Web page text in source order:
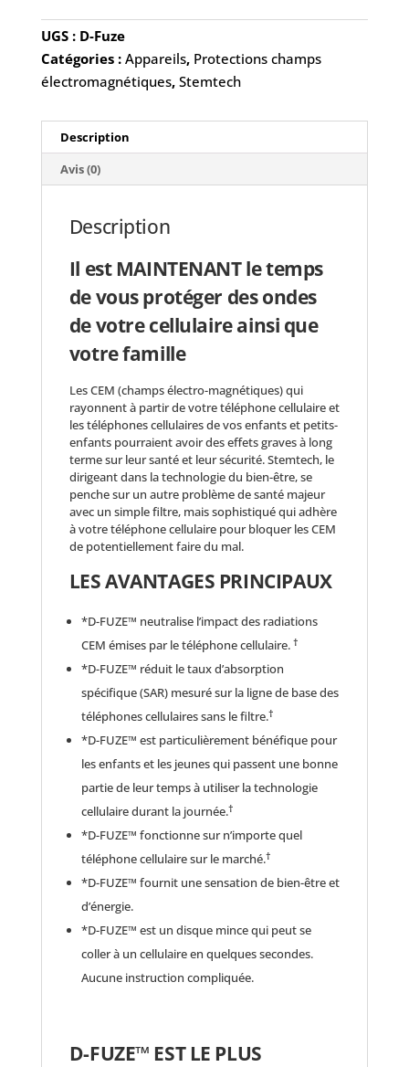
UGS : D-Fuze
Catégories :Appareils, Protections champs
électromagnétiques,Stemtech
Description
Avis (0)
Description
Il est MAINTENANT le temps
de vous protéger des ondes
de votre cellulaire ainsi que
votre famille
Les CEM (champs électro-magnétiques) qui
rayonnent à partir de votre téléphone cellulaire et
les téléphones cellulaires de vos enfants et petits-
enfants pourraient avoir des effets graves à long
terme sur leur santé et leur sécurité. Stemtech, le
dirigeant dans la technologie du bien-être, se
penche sur un autre problème de santé majeur
avec un simple filtre, mais sophistiqué qui adhère
à votre téléphone cellulaire pour bloquer les CEM
de potentiellement faire du mal.
LES AVANTAGES PRINCIPAUX
*D-FUZE™ neutralise l’impact des radiations
CEM émises par le téléphone cellulaire. †
*D-FUZE™ réduit le taux d’absorption
spécifique (SAR) mesuré sur la ligne de base des
téléphones cellulaires sans le filtre.†
*D-FUZE™ est particulièrement bénéfique pour
les enfants et les jeunes qui passent une bonne
partie de leur temps à utiliser la technologie
cellulaire durant la journée.†
*D-FUZE™ fonctionne sur n’importe quel
téléphone cellulaire sur le marché.†
*D-FUZE™ fournit une sensation de bien-être et
d’énergie.
*D-FUZE™ est un disque mince qui peut se
coller à un cellulaire en quelques secondes.
Aucune instruction compliquée.
D-FUZE™ EST LE PLUS